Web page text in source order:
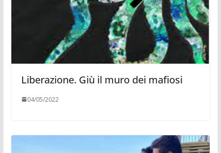
Liberazione. Giù il muro dei mafiosi
04/05/2022